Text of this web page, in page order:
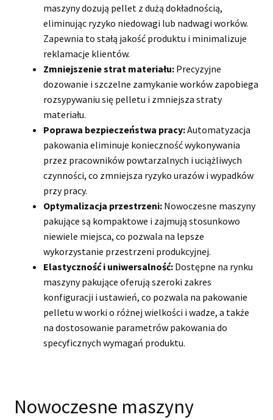
maszyny dozują pellet z dużą dokładnością,
eliminując ryzyko niedowagi lub nadwagi worków.
Zapewnia to stałą jakość produktu i minimalizuje
reklamacje klientów.
Zmniejszenie strat materiału:Precyzyjne
dozowanie i szczelne zamykanie worków zapobiega
rozsypywaniu się pelletu i zmniejsza straty
materiału.
Poprawa bezpieczeństwa pracy:Automatyzacja
pakowania eliminuje konieczność wykonywania
przez pracowników powtarzalnych i uciążliwych
czynności, co zmniejsza ryzyko urazów i wypadków
przy pracy.
Optymalizacja przestrzeni:Nowoczesne maszyny
pakujące są kompaktowe i zajmują stosunkowo
niewiele miejsca, co pozwala na lepsze
wykorzystanie przestrzeni produkcyjnej.
Elastyczność i uniwersalność:Dostępne na rynku
maszyny pakujące oferują szeroki zakres
konfiguracji i ustawień, co pozwala na pakowanie
pelletu w worki o różnej wielkości i wadze, a także
na dostosowanie parametrów pakowania do
specyficznych wymagań produktu.
Nowoczesne maszyny